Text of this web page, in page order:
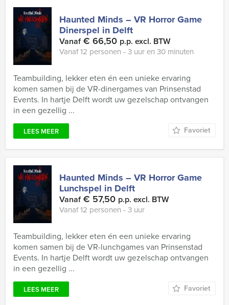
Haunted Minds – VR Horror Game
Dinerspel in Delft
Vanaf€ 66,50 p.p. excl. BTW
Vanaf 12 personen ‐ 3 uur en 30 minuten
Teambuilding, lekker eten én een unieke ervaring
komen samen bij de VR-dinergames van Prinsenstad
Events. In hartje Delft wordt uw gezelschap ontvangen
in een gezellig ...
LEES MEER Favoriet
Haunted Minds – VR Horror Game
Lunchspel in Delft
Vanaf€ 57,50 p.p. excl. BTW
Vanaf 12 personen ‐ 3 uur
Teambuilding, lekker eten én een unieke ervaring
komen samen bij de VR-lunchgames van Prinsenstad
Events. In hartje Delft wordt uw gezelschap ontvangen
in een gezellig ...
LEES MEER Favoriet